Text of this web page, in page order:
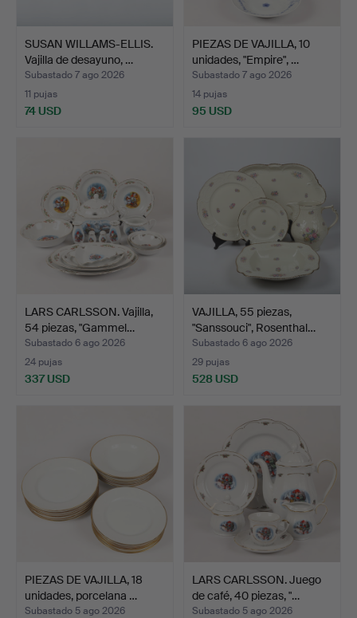
SUSAN WILLAMS-ELLIS.
Vajilla de desayuno, …
Subastado 7 ago 2026
11 pujas
74 USD
PIEZAS DE VAJILLA, 10
unidades, "Empire", …
Subastado 7 ago 2026
14 pujas
95 USD
LARS CARLSSON. Vajilla,
54 piezas, "Gammel…
Subastado 6 ago 2026
24 pujas
337 USD
VAJILLA, 55 piezas,
"Sanssouci", Rosenthal…
Subastado 6 ago 2026
29 pujas
528 USD
PIEZAS DE VAJILLA, 18
unidades, porcelana …
Subastado 5 ago 2026
LARS CARLSSON. Juego
de café, 40 piezas, "…
Subastado 5 ago 2026